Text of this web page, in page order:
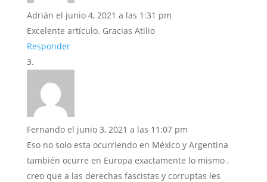
Adrián el junio 4, 2021 a las 1:31 pm
Excelente artículo. Gracias Atilio
Responder
Fernando el junio 3, 2021 a las 11:07 pm
Eso no solo esta ocurriendo en México y Argentina
también ocurre en Europa exactamente lo mismo ,
creo que a las derechas fascistas y corruptas les